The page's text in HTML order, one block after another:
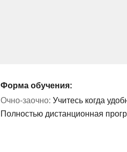
Форма обучения:
Очно-заочно: Учитесь когда
Полностью дистанционная